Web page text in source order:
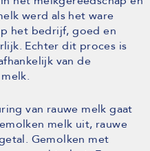
werd als het ware
het bedrijf, goed en
Echter dit proces is
van de
van rauwe melk gaat
melk uit, rauwe
Gemolken met